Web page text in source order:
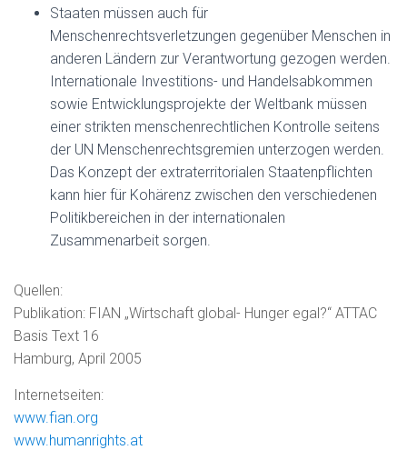
Staaten müssen auch für
Menschenrechtsverletzungen gegenüber Menschen in
anderen Ländern zur Verantwortung gezogen werden.
Internationale Investitions- und Handelsabkommen
sowie Entwicklungsprojekte der Weltbank müssen
einer strikten menschenrechtlichen Kontrolle seitens
der UN Menschenrechtsgremien unterzogen werden.
Das Konzept der extraterritorialen Staatenpflichten
kann hier für Kohärenz zwischen den verschiedenen
Politikbereichen in der internationalen
Zusammenarbeit sorgen.
Quellen:
Publikation: FIAN „Wirtschaft global- Hunger egal?“ ATTAC
Basis Text 16
Hamburg, April 2005
Internetseiten:
www.fian.org
www.humanrights.at